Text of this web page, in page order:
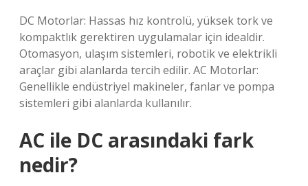
DC Motorlar: Hassas hız kontrolü, yüksek tork ve
kompaktlık gerektiren uygulamalar için idealdir.
Otomasyon, ulaşım sistemleri, robotik ve elektrikli
araçlar gibi alanlarda tercih edilir. AC Motorlar:
Genellikle endüstriyel makineler, fanlar ve pompa
sistemleri gibi alanlarda kullanılır.
AC ile DC arasındaki fark
nedir?